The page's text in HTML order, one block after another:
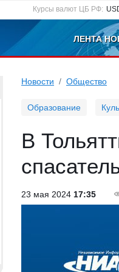
Курсы валют ЦБ РФ:
ЛЕНТА
Новости Общество
Образование
В
23 мая 2024 17:35